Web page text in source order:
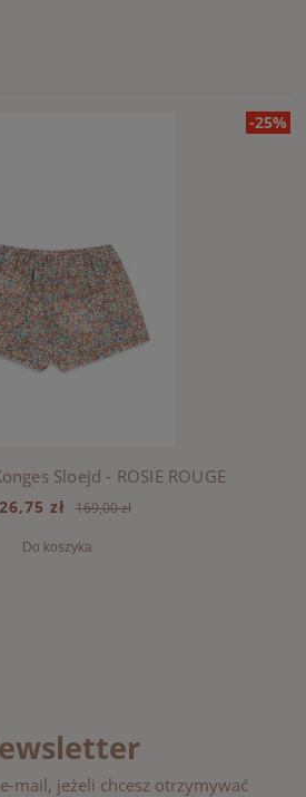
-25%
Sloejd - ROSIE ROUGE
zł 169,00 zł
Do koszyka
mail, jeżeli chcesz otrzymywać